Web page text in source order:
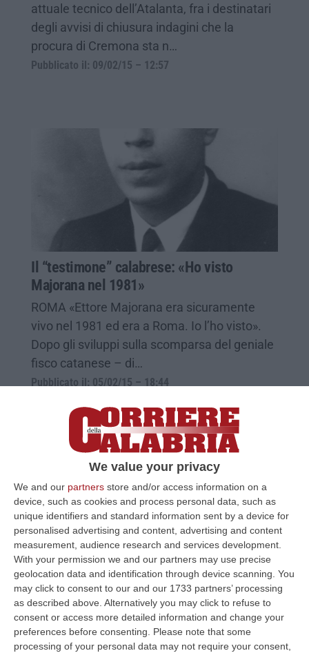
We value your privacy
We and our partners store and/or access information on a
device, such as cookies and process personal data, such as
unique identifiers and standard information sent by a device for
personalised advertising and content, advertising and content
measurement, audience research and services development.
With your permission we and our partners may use precise
geolocation data and identification through device scanning. You
may click to consent to our and our 1733 partners’ processing
as described above. Alternatively you may click to refuse to
consent or access more detailed information and change your
preferences before consenting. Please note that some
processing of your personal data may not require your consent,
attuale tecnico dell’Atalanta, fra i destinatari
degli avvisi di chiusura indagini che la
procura di Cremona sta n…
Pubblicato il: 09/02/15 – 12:57
Il “testimone” calabrese: «Ho visto
Majorana nel 1981»
ROMA «Ettore Majorana era sicuramente
vivo nel 1981 ed era a Roma. Io l’ho visto».
Dopo gli sviluppi sulla scomparsa del geniale
fisco catanese – di…
Pubblicato il: 05/02/15 – 18:44
I deputati del Pd chiedono «azioni
tempestive»
ROMA È stata depositata oggi
un’interrogazione al ministro dell’Interno,